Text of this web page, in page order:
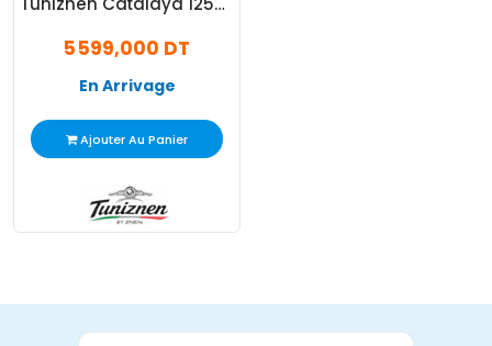
5 599,000 DT
En Arrivage
Ajouter Au Panier